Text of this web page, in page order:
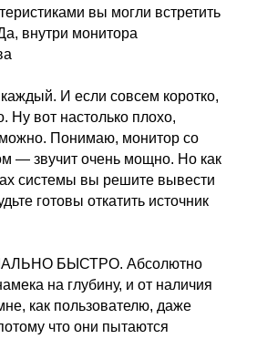
вы могли встретить
внутри монитора
И если совсем коротко,
Ну вот настолько плохо,
Понимаю, монитор со
— звучит очень мощно. Но как
системы вы решите вывести
готовы откатить источник
БЫСТРО. Абсолютно
на глубину, и от наличия
как пользователю, даже
что они пытаются